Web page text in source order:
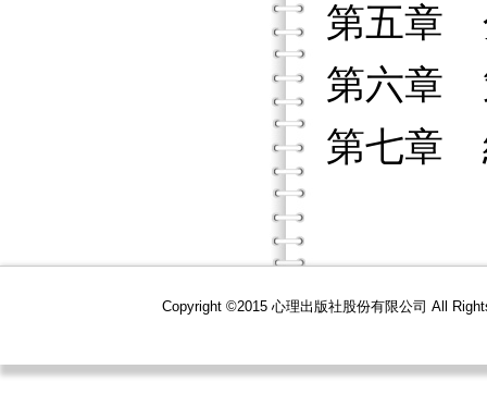
第五章
第六章
第七章
Copyright ©2015 心理出版社股份有限公司 All